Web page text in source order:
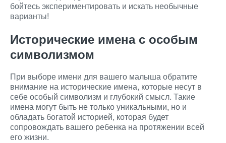
бойтесь экспериментировать и искать необычные
варианты!
Исторические имена с особым
символизмом
При выборе имени для вашего малыша обратите
внимание на исторические имена, которые несут в
себе особый символизм и глубокий смысл. Такие
имена могут быть не только уникальными, но и
обладать богатой историей, которая будет
сопровождать вашего ребенка на протяжении всей
его жизни.